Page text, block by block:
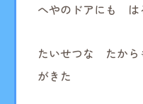
へやのドアにも は
たいせつな たから
がきた